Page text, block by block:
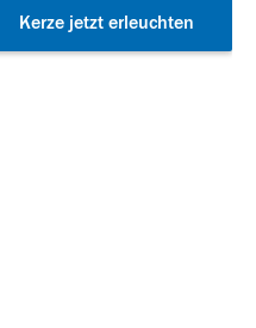
Kerze jetzt erleuchten